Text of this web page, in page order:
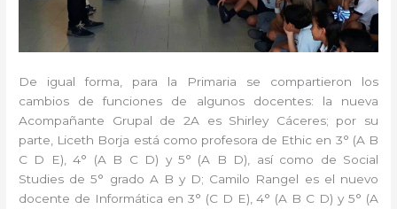
De igual forma, para la Primaria se compartieron los
cambios de funciones de algunos docentes: la nueva
Acompañante Grupal de 2A es Shirley Cáceres; por su
parte, Liceth Borja está como profesora de Ethic en 3° (A B
C D E), 4° (A B C D) y 5° (A B D), así como de Social
Studies de 5° grado A B y D; Camilo Rangel es el nuevo
docente de Informática en 3° (C D E), 4° (A B C D) y 5° (A